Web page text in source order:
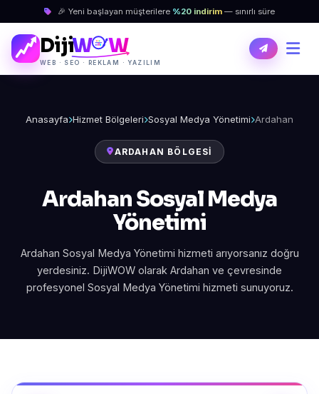
🎉 Yeni başlayan müşterilere %20 indirim — sınırlı süre
DijiW W
WEB · SEO · REKLAM · YAZILIM
Anasayfa Hizmet Bölgeleri Sosyal Medya Yönetimi Ardahan
ARDAHAN BÖLGESI
Ardahan Sosyal Medya
Yönetimi
Ardahan Sosyal Medya Yönetimi hizmeti arıyorsanız doğru
yerdesiniz. DijiWOW olarak Ardahan ve çevresinde
profesyonel Sosyal Medya Yönetimi hizmeti sunuyoruz.